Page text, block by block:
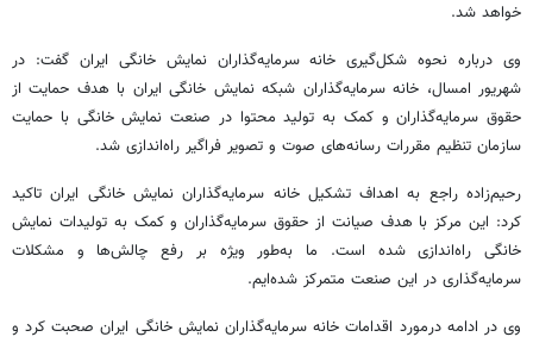
خواهد شد.
وی درباره نحوه شکل‌گیری خانه سرمایه‌گذاران نمایش خانگی ایران گفت: در
شهریور امسال، خانه سرمایه‌گذاران شبکه نمایش خانگی ایران با هدف حمایت از
حقوق سرمایه‌گذاران و کمک به تولید محتوا در صنعت نمایش خانگی با حمایت
سازمان تنظیم مقررات رسانه‌های صوت و تصویر فراگیر راه‌اندازی شد.
رحیم‌زاده راجع به اهداف تشکیل خانه سرمایه‌گذاران نمایش خانگی ایران تاکید
کرد: این مرکز با هدف صیانت از حقوق سرمایه‌گذاران و کمک به تولیدات نمایش
خانگی راه‌اندازی شده است. ما به‌طور ویژه بر رفع چالش‌ها و مشکلات
سرمایه‌گذاری در این صنعت متمرکز شده‌ایم.
وی در ادامه درمورد اقدامات خانه سرمایه‌گذاران نمایش خانگی ایران صحبت کرد و